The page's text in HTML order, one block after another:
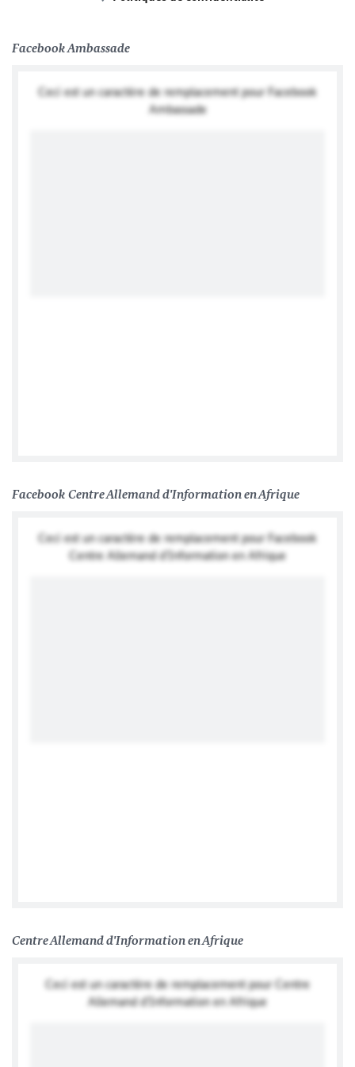
Facebook Ambassade
Ceci est un caractère de remplacement pour Facebook
Ambassade
Facebook Centre Allemand d'Information en Afrique
Ceci est un caractère de remplacement pour Facebook
Centre Allemand d'Information en Afrique
Centre Allemand d'Information en Afrique
Ceci est un caractère de remplacement pour Centre
Allemand d'Information en Afrique